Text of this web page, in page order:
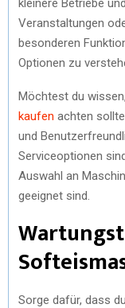
Veranstaltungen
besonderen
Optionen zu
Möchtest du
kaufen achten
und
Serviceoptionen
Auswahl an
geeignet sind.
Sorge dafür, dass